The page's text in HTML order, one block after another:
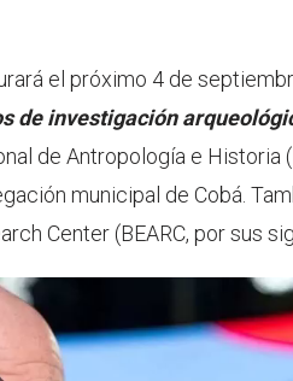
el próximo 4 de
de investigación
de Antropología e Historia
municipal de Cobá.
Center (BEARC, por sus